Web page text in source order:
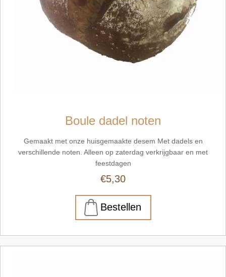
Boule dadel noten
Gemaakt met onze huisgemaakte desem Met dadels en
verschillende noten. Alleen op zaterdag verkrijgbaar en met
feestdagen
€5,30